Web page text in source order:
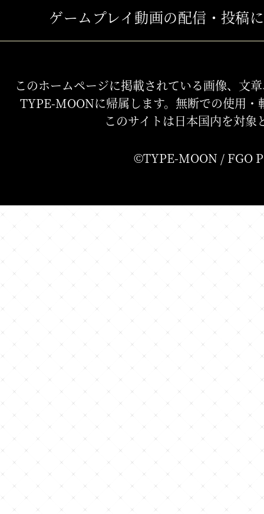
ゲームプレイ動画の配信・投稿
このホームページに掲載されている画像、文
TYPE-MOONに帰属します。無断での使用・
このサイトは日本国内を対象
©TYPE-MOON / FGO